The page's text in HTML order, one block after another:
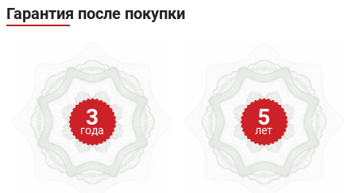
Гарантия после покупки
3
года 5
лет